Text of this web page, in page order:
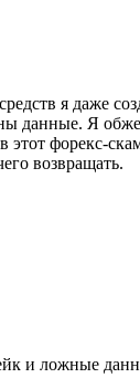
я даже
данные. Я
этот форекс-
возвращать.
и ложные